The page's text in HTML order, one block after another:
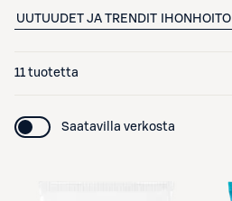
UUTUUDET JA TRENDIT IHONHOITO
11 tuotetta
Saatavilla verkosta